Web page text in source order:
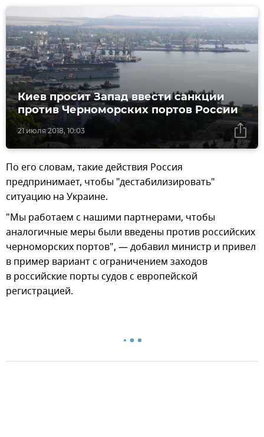
21 июля 2018, 10:03
Киев просит Запад ввести санкции
против Черноморских портов России
По его словам, такие действия Россия
предпринимает, чтобы "дестабилизировать"
ситуацию на Украине.
"Мы работаем с нашими партнерами, чтобы
аналогичные меры были введены против российских
черноморских портов", — добавил министр и привел
в пример вариант с ограничением заходов
в российские порты судов с европейской
регистрацией.